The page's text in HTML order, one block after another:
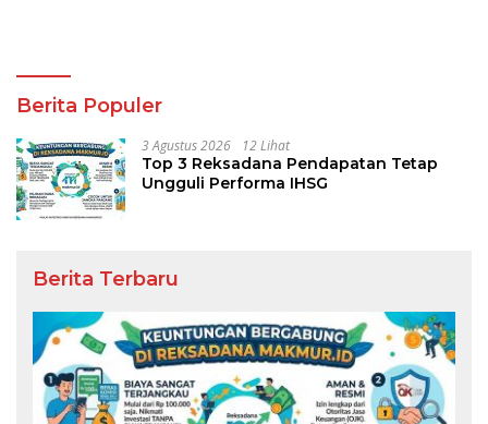
Berita Populer
3 Agustus 2026 12 Lihat
Top 3 Reksadana Pendapatan Tetap
Ungguli Performa IHSG
Berita Terbaru